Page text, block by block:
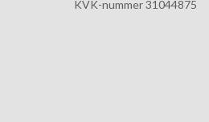
KVK-nummer 31044875